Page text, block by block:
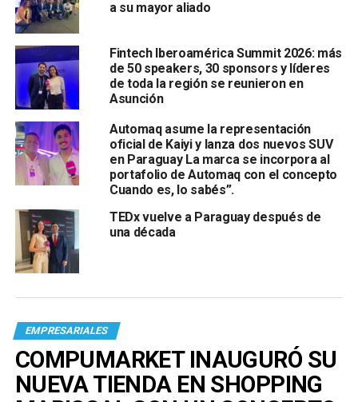
a su mayor aliado
Fintech Iberoamérica Summit 2026: más
de 50 speakers, 30 sponsors y líderes
de toda la región se reunieron en
Asunción
Automaq asume la representación
oficial de Kaiyi y lanza dos nuevos SUV
en Paraguay La marca se incorpora al
portafolio de Automaq con el concepto
Cuando es, lo sabés”.
TEDx vuelve a Paraguay después de
una década
EMPRESARIALES
COMPUMARKET INAUGURÓ SU
NUEVA TIENDA EN SHOPPING